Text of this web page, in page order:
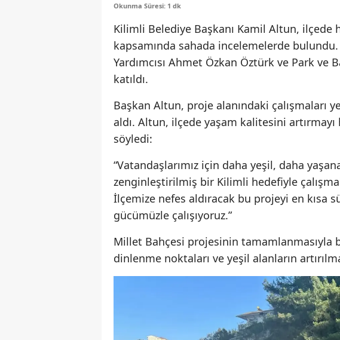
Okunma Süresi: 1 dk
Kilimli Belediye Başkanı Kamil Altun,
kapsamında sahada incelemelerde
Yardımcısı Ahmet Özkan Öztürk ve Park ve
katıldı.
Başkan Altun, proje alanındaki
aldı. Altun, ilçede yaşam kalitesini
söyledi:
“Vatandaşlarımız için daha yeşil, daha
zenginleştirilmiş bir Kilimli hedefiyle
İlçemize nefes aldıracak bu projeyi en kısa
gücümüzle çalışıyoruz.”
Millet Bahçesi projesinin tamamlanmasıyla
dinlenme noktaları ve yeşil alanların